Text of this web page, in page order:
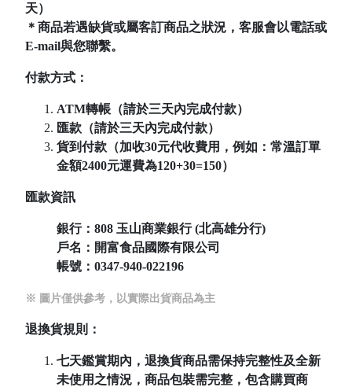
天）
＊商品若遇缺貨或屬客訂商品之狀況，客服會以電話或
E-mail與您聯繫。
付款方式：
ATM轉帳（請於三天內完成付款）
匯款（請於三天內完成付款）
貨到付款（加收30元代收費用，例如：常溫訂單
金額2400元運費為120+30=150）
匯款資訊
銀行：808 玉山商業銀行 (北高雄分行)
戶名：開富食品國際有限公司
帳號： 0347-940-022196
※ 圖片僅供參考，以實際出貨商品為主
退換貨規則：
七天鑑賞期內，退換貨商品需保持完整性及全新
未使用之情況，商品包裝需完整，包含購買商